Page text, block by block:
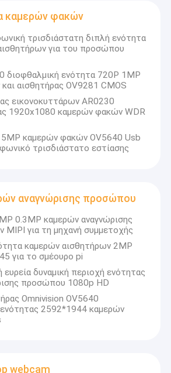
cOem
USB
MIPI
DVP
καμερών φακών
τρισδιάστατη διπλή ενότητα
για του προσώπου
διοφθαλμική ενότητα 720P 1MP
αισθητήρας OV9281 CMOS
εικονοκυττάρων AR0230
1920x1080 καμερών φακών WDR
5MP καμερών φακών OV5640 Usb
τρισδιάστατο εστίασης
αναγνώρισης προσώπου
0.3MP καμερών αναγνώρισης
για τη μηχανή συμμετοχής
καμερών αισθητήρων 2MP
για το σμέουρο pi
δυναμική περιοχή ενότητας
προσώπου 1080p HD
Omnivision OV5640
2592*1944 καμερών
webcam
και την καλύτερη ποιότητα.
καμερών MIPI, την ενότητα καμερών
τηλεφωνικών καμερών, την ενότητα
τα κάμερα ασφαλείας, τη κάμερα
προϊόντα καμερών ακονιών σε πολλές
όπως VR, το AR, τρισδιάστατος, το AI, τη
τη βιομετρική, την απεικόνιση, τη
υπολογιστών, την ασφάλεια, κ.λπ.
με την ενότητα καμερών,
λύση για σας.